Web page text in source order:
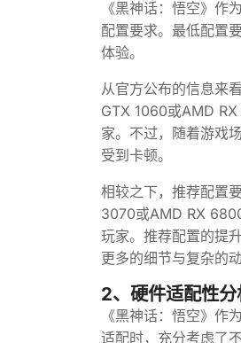
《黑神话：悟空》作
配置要求。最低配置
体验。
从官方公布的信息来
GTX 1060或AMD
家。不过，随着游戏
受到卡顿。
相较之下，推荐配置
3070或AMD RX
玩家。推荐配置的提
更多的细节与复杂的动
2、硬件适配性分
《黑神话：悟空》作
适配时，充分考虑了